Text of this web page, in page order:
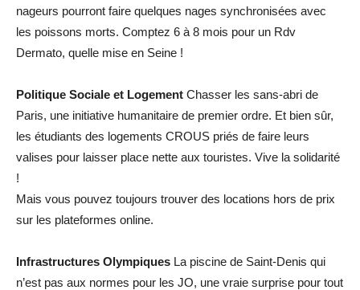
nageurs pourront faire quelques nages synchronisées avec
les poissons morts. Comptez 6 à 8 mois pour un Rdv
Dermato, quelle mise en Seine !
Politique Sociale et Logement Chasser les sans-abri de
Paris, une initiative humanitaire de premier ordre. Et bien sûr,
les étudiants des logements CROUS priés de faire leurs
valises pour laisser place nette aux touristes. Vive la solidarité
!
Mais vous pouvez toujours trouver des locations hors de prix
sur les plateformes online.
Infrastructures Olympiques La piscine de Saint-Denis qui
n’est pas aux normes pour les JO, une vraie surprise pour tout